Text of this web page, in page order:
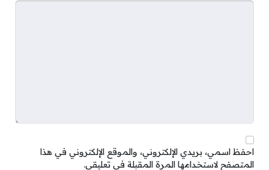
احفظ اسمي، بريدي الإلكتروني، والموقع الإلكتروني في هذا
المتصفح لاستخدامها المرة المقبلة في تعليقي.